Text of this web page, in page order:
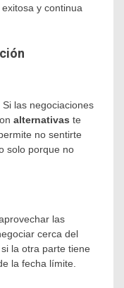
y continua
Si las negociaciones
alternativas te
no sentirte
solo porque no
las
cerca del
la otra parte tiene
la fecha límite.